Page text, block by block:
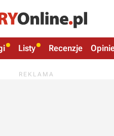
Listy Recenzje